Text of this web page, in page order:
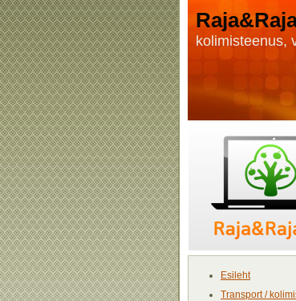
kolimisteenus,
Esileht
Transport /